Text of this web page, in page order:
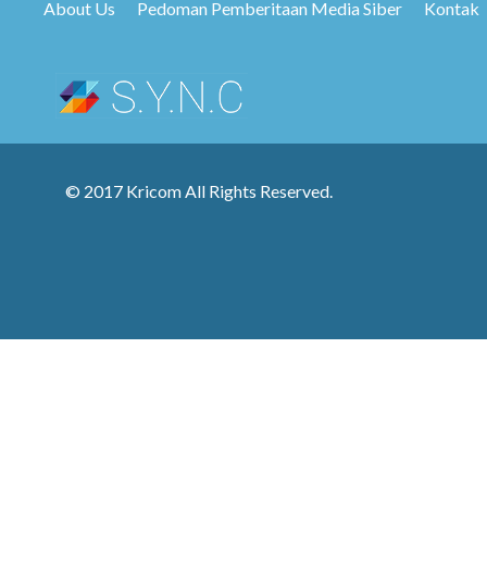
About Us Pedoman Pemberitaan Media Siber Kontak
© 2017 Kricom All Rights Reserved.